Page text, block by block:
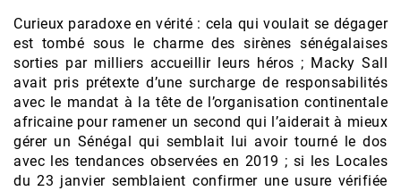
Curieux paradoxe en vérité : cela qui voulait se dégager
est tombé sous le charme des sirènes sénégalaises
sorties par milliers accueillir leurs héros ; Macky Sall
avait pris prétexte d’une surcharge de responsabilités
avec le mandat à la tête de l’organisation continentale
africaine pour ramener un second qui l’aiderait à mieux
gérer un Sénégal qui semblait lui avoir tourné le dos
avec les tendances observées en 2019 ; si les Locales
du 23 janvier semblaient confirmer une usure vérifiée